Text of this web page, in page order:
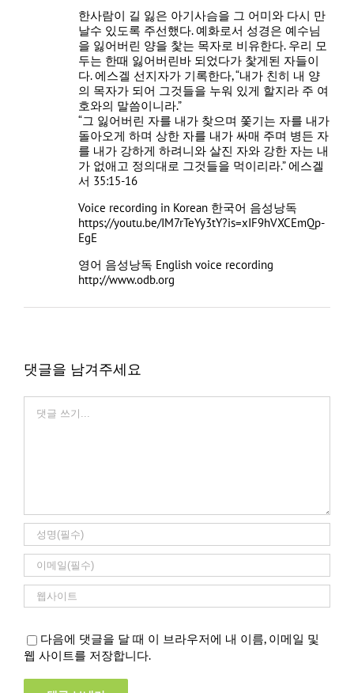
한사람이 길 잃은 아기사슴을 그 어미와 다시 만
날수 있도록 주선했다. 예화로서 성경은 예수님
을 잃어버린 양을 찿는 목자로 비유한다. 우리 모
두는 한때 잃어버린바 되었다가 찿게된 자들이
다. 에스겔 선지자가 기록한다, “내가 친히 내 양
의 목자가 되어 그것들을 누워 있게 할지라 주 여
호와의 말씀이니라.”
“그 잃어버린 자를 내가 찾으며 쫓기는 자를 내가
돌아오게 하며 상한 자를 내가 싸매 주며 병든 자
를 내가 강하게 하려니와 살진 자와 강한 자는 내
가 없애고 정의대로 그것들을 먹이리라.” 에스겔
서 35:15-16
Voice recording in Korean 한국어 음성낭독
https://youtu.be/IM7rTeYy3tY?is=xIF9hVXCEmQp-
EgE
영어 음성낭독 English voice recording
http://www.odb.org
댓글을 남겨주세요
다음에 댓글을 달 때 이 브라우저에 내 이름, 이메일 및
웹 사이트를 저장합니다.